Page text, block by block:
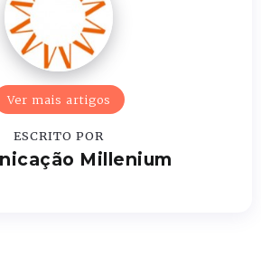
Ver mais artigos
ESCRITO POR
Millenium